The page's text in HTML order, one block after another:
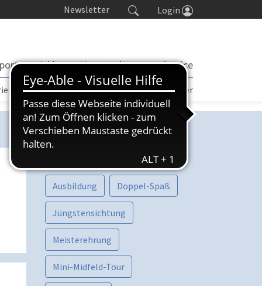
Newsletter Login
Veranstaltungen Service
| TORP Turniere Seminarkalender
Kategorien
Ausbildung Doppel-Spaß
Jüngstensichtung
Meisterehrung
Mini-Midfeld-Tour